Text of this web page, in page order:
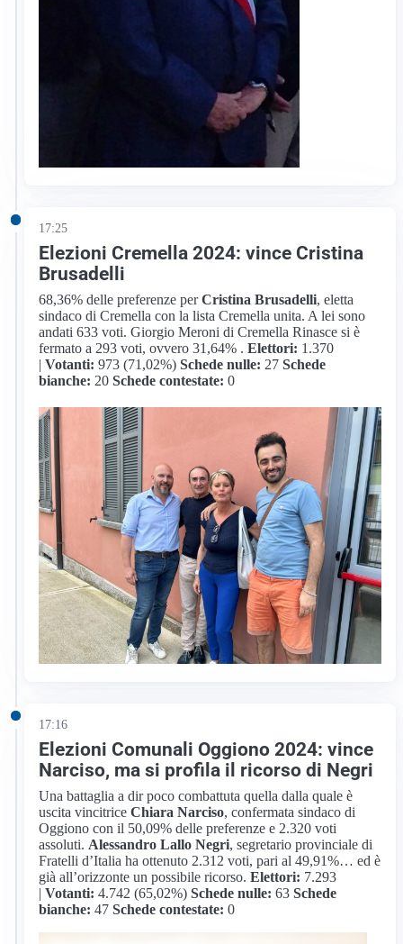
17:25
Elezioni Cremella 2024: vince Cristina
Brusadelli
68,36% delle preferenze perCristina Brusadelli, eletta
sindaco di Cremella con la lista Cremella unita. A lei sono
andati 633 voti. Giorgio Meroni di Cremella Rinasce si è
fermato a 293 voti, ovvero 31,64% .Elettori: 1.370
|Votanti: 973 (71,02%) Schede nulle: 27Schede
bianche: 20 Schede contestate: 0
17:16
Elezioni Comunali Oggiono 2024: vince
Narciso, ma si profila il ricorso di Negri
Una battaglia a dir poco combattuta quella dalla quale è
uscita vincitriceChiara Narciso, confermata sindaco di
Oggiono con il 50,09% delle preferenze e 2.320 voti
assoluti. Alessandro Lallo Negri, segretario provinciale di
Fratelli d’Italia ha ottenuto 2.312 voti, pari al 49,91%… ed è
già all’orizzonte un possibile ricorso.Elettori: 7.293
|Votanti: 4.742 (65,02%) Schede nulle: 63Schede
bianche: 47 Schede contestate: 0